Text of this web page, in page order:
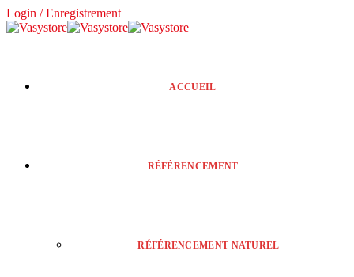
Login / Enregistrement
ACCUEIL
RÉFÉRENCEMENT
RÉFÉRENCEMENT NATUREL